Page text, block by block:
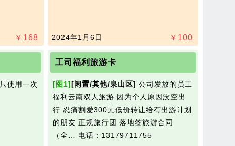
￥ 168 ￥ 100
2024年1月6日
只使用一次​‌‌
工司福利旅游卡
[图1][闲置/其他/泉山区] 公司发放的员工
福利云南双人旅游 因为个人原因没空出
行 忍痛割爱300元低价转让给有出游计划
的朋友 正规旅行团 落地签旅游合同
（全… 电话：13179711755